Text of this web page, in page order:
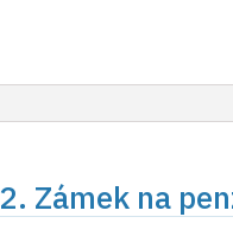
2. Zámek na